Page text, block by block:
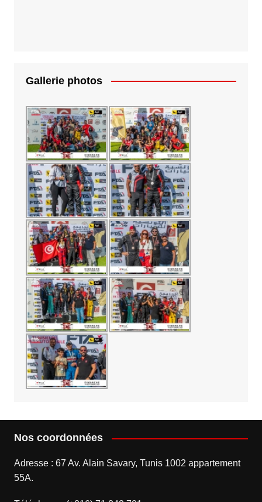
Gallerie photos
Nos coordonnées
Adresse : 67 Av. Alain Savary, Tunis 1002 appartement
55A.